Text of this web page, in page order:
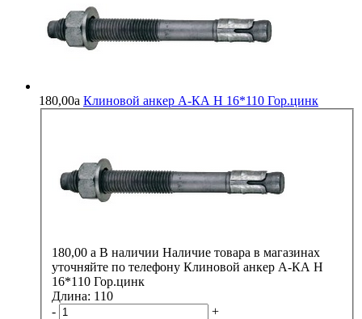
180,00a Клиновой анкер А-КА H 16*110 Гор.цинк
180,00 a В наличии Наличие товара в магазинах
уточняйте по телефону Клиновой анкер А-КА H
16*110 Гор.цинк
Длина: 110
-
+